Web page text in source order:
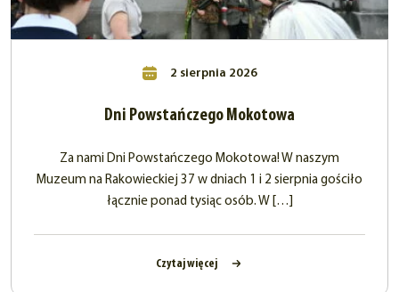
2 sierpnia 2026
Dni Powstańczego Mokotowa
Za nami Dni Powstańczego Mokotowa! W naszym
Muzeum na Rakowieckiej 37 w dniach 1 i 2 sierpnia gościło
łącznie ponad tysiąc osób. W […]
Czytaj więcej